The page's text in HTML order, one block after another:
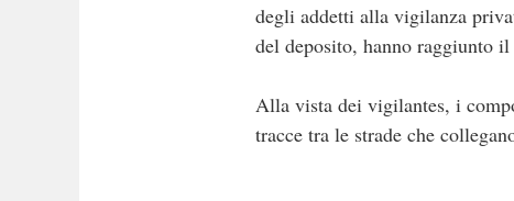
degli addetti alla vigilanza
del deposito, hanno raggiunto
Alla vista dei vigilantes, i
tracce tra le strade che